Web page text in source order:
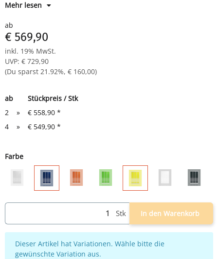
Komplett montiert und verschweißt - sofort einsatzbereit
Mehr lesen
ab
€ 569,90
inkl. 19% MwSt.
UVP: € 729,90
(Du sparst 21.92%, € 160,00)
ab
Stückpreis / Stk
2
» € 558,90 *
4
» € 549,90 *
Farbe
Stk In den Warenkorb
x
Dieser Artikel hat Variationen. Wähle bitte die
gewünschte Variation aus.